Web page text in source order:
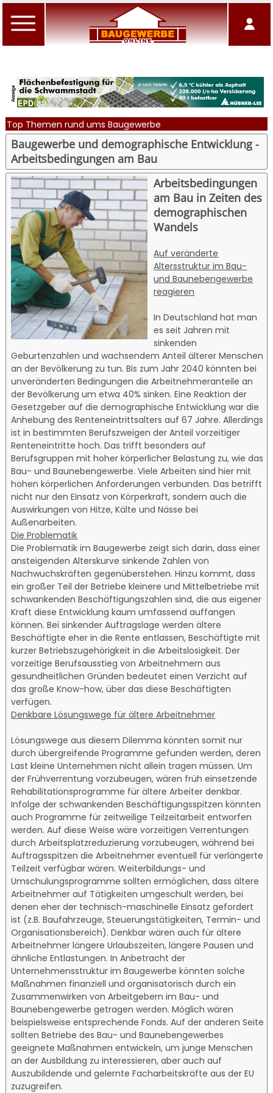
Top Themen rund ums Baugewerbe
Baugewerbe und demographische Entwicklung -
Arbeitsbedingungen am Bau
Arbeitsbedingungen
am Bau in Zeiten des
demographischen
Wandels
Auf veränderte
Altersstruktur im Bau-
und Baunebengewerbe
reagieren
In Deutschland hat man
es seit Jahren mit
sinkenden
Geburtenzahlen und wachsendem Anteil älterer Menschen
an der Bevölkerung zu tun. Bis zum Jahr 2040 könnten bei
unveränderten Bedingungen die Arbeitnehmeranteile an
der Bevölkerung um etwa 40% sinken. Eine Reaktion der
Gesetzgeber auf die demographische Entwicklung war die
Anhebung des Renteneintrittsalters auf 67 Jahre. Allerdings
ist in bestimmten Berufszweigen der Anteil vorzeitiger
Renteneintritte hoch. Das trifft besonders auf
Berufsgruppen mit hoher körperlicher Belastung zu, wie das
Bau- und Baunebengewerbe. Viele Arbeiten sind hier mit
hohen körperlichen Anforderungen verbunden. Das betrifft
nicht nur den Einsatz von Körperkraft, sondern auch die
Auswirkungen von Hitze, Kälte und Nässe bei
Außenarbeiten.
Die Problematik
Die Problematik im Baugewerbe zeigt sich darin, dass einer
ansteigenden Alterskurve sinkende Zahlen von
Nachwuchskräften gegenüberstehen. Hinzu kommt, dass
ein großer Teil der Betriebe kleinere und Mittelbetriebe mit
schwankenden Beschäftigungszahlen sind, die aus eigener
Kraft diese Entwicklung kaum umfassend auffangen
können. Bei sinkender Auftragslage werden ältere
Beschäftigte eher in die Rente entlassen, Beschäftigte mit
kurzer Betriebszugehörigkeit in die Arbeitslosigkeit. Der
vorzeitige Berufsausstieg von Arbeitnehmern aus
gesundheitlichen Gründen bedeutet einen Verzicht auf
das große Know-how, über das diese Beschäftigten
verfügen.
Denkbare Lösungswege für ältere Arbeitnehmer
Lösungswege aus diesem Dilemma könnten somit nur
durch übergreifende Programme gefunden werden, deren
Last kleine Unternehmen nicht allein tragen müssen. Um
der Frühverrentung vorzubeugen, wären früh einsetzende
Rehabilitationsprogramme für ältere Arbeiter denkbar.
Infolge der schwankenden Beschäftigungsspitzen könnten
auch Programme für zeitweilige Teilzeitarbeit entworfen
werden. Auf diese Weise wäre vorzeitigen Verrentungen
durch Arbeitsplatzreduzierung vorzubeugen, während bei
Auftragsspitzen die Arbeitnehmer eventuell für verlängerte
Teilzeit verfügbar wären. Weiterbildungs- und
Umschulungsprogramme sollten ermöglichen, dass ältere
Arbeitnehmer auf Tätigkeiten umgeschult werden, bei
denen eher der technisch-maschinelle Einsatz gefordert
ist (z.B. Baufahrzeuge, Steuerungstätigkeiten, Termin- und
Organisationsbereich). Denkbar wären auch für ältere
Arbeitnehmer längere Urlaubszeiten, längere Pausen und
ähnliche Entlastungen. In Anbetracht der
Unternehmensstruktur im Baugewerbe könnten solche
Maßnahmen finanziell und organisatorisch durch ein
Zusammenwirken von Arbeitgebern im Bau- und
Baunebengewerbe getragen werden. Möglich wären
beispielsweise entsprechende Fonds. Auf der anderen Seite
sollten Betriebe des Bau- und Baunebengewerbes
geeignete Maßnahmen entwickeln, um junge Menschen
an der Ausbildung zu interessieren, aber auch auf
Auszubildende und gelernte Facharbeitskräfte aus der EU
zuzugreifen.